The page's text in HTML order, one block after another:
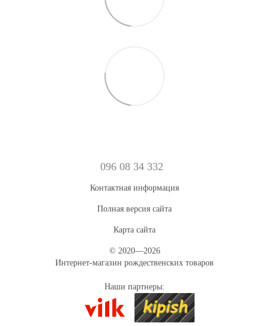
096 08 34 332
Контактная информация
Полная версия сайта
Карта сайта
© 2020—2026
Интернет-магазин рождественских товаров
Наши партнеры: